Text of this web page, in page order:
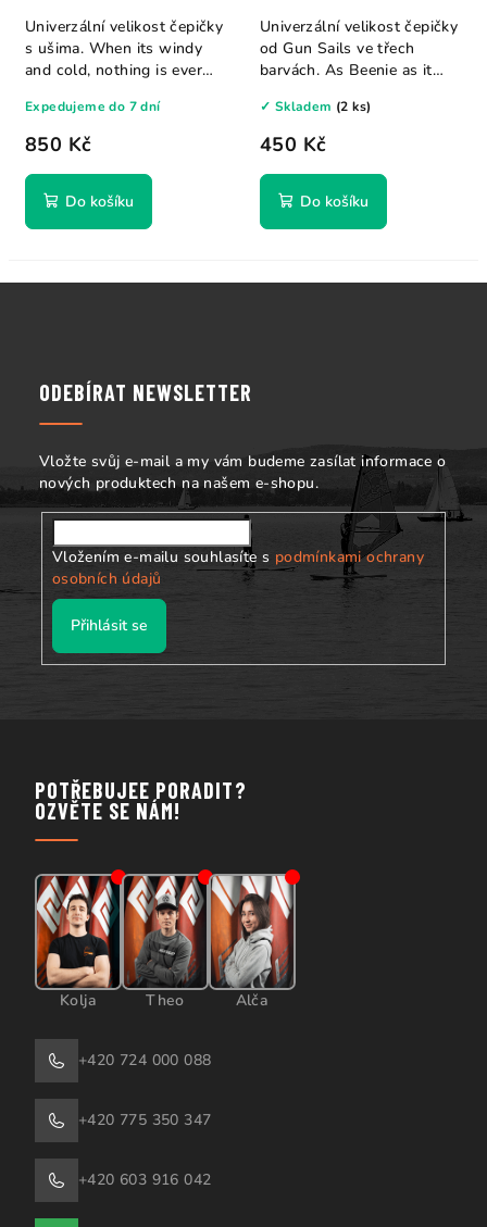
850 Kč
Expedujeme do 7 dní
Do košíku
Univerzální velikost čepičky
s ušima. When its windy
and cold, nothing is ever
450 Kč
✓ Skladem (2 ks)
Do košíku
Univerzální velikost čepičky
od Gun Sails ve třech
barvách. As Beenie as it
ODEBÍRAT NEWSLETTER
Vložte svůj e-mail a my vám budeme zasílat informace o
nových produktech na našem e-shopu.
Vložením e-mailu souhlasíte s podmínkami ochrany
osobních údajů
Přihlásit se
POTŘEBUJEE PORADIT?
OZVĚTE SE NÁM!
Kolja Theo Alča
+420 724 000 088
+420 775 350 347
+420 603 916 042